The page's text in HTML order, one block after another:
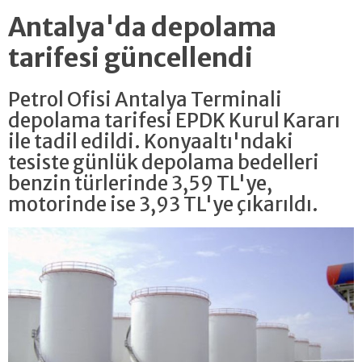
Antalya'da depolama
tarifesi güncellendi
Petrol Ofisi Antalya Terminali
depolama tarifesi EPDK Kurul Kararı
ile tadil edildi. Konyaaltı'ndaki
tesiste günlük depolama bedelleri
benzin türlerinde 3,59 TL'ye,
motorinde ise 3,93 TL'ye çıkarıldı.